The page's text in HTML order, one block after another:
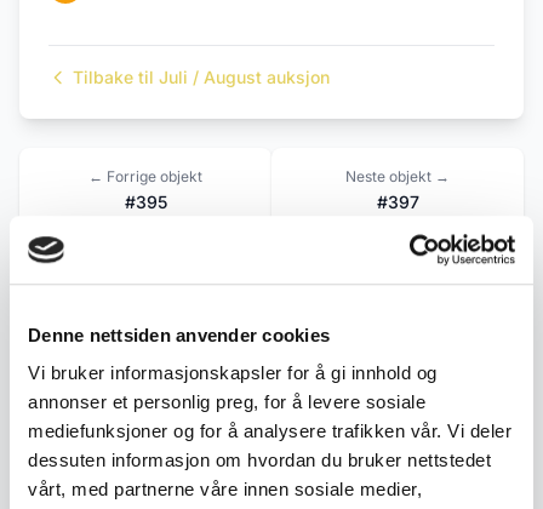
Denne nettsiden anvender cookies
Vi bruker informasjonskapsler for å gi innhold og
annonser et personlig preg, for å levere sosiale
mediefunksjoner og for å analysere trafikken vår. Vi deler
dessuten informasjon om hvordan du bruker nettstedet
vårt, med partnerne våre innen sosiale medier,
Tilbake til Juli / August auksjon
← Forrige objekt
#395
Neste objekt →
#397
Beskrivelse
Komplett vintage selskapssett fra FANCY – J & J
Fashion Sweden. Settet består av en gullfarget
selskapsveske i metallnetting med matchende
myntpung og speil.